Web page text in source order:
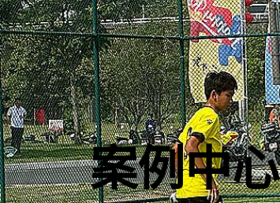
案例中心